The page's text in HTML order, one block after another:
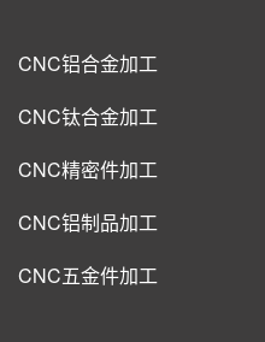
CNC铝合金加工
CNC钛合金加工
CNC精密件加工
CNC铝制品加工
CNC五金件加工